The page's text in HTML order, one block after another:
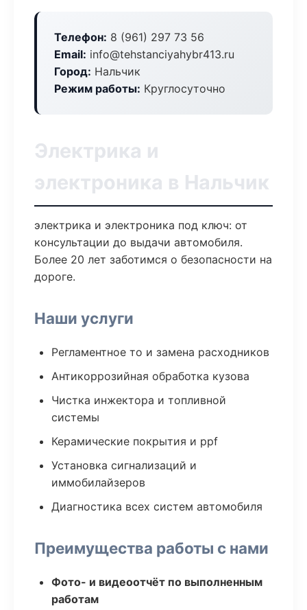
Телефон: 8 (961) 297 73 56
Email: info@tehstanciyahybr413.ru
Город: Нальчик
Режим работы: Круглосуточно
Электрика и
электроника в Нальчик
электрика и электроника под ключ: от
консультации до выдачи автомобиля.
Более 20 лет заботимся о безопасности на
дороге.
Наши услуги
Регламентное то и замена расходников
Антикоррозийная обработка кузова
Чистка инжектора и топливной
системы
Керамические покрытия и ppf
Установка сигнализаций и
иммобилайзеров
Диагностика всех систем автомобиля
Преимущества работы с нами
Фото- и видеоотчёт по выполненным
работам